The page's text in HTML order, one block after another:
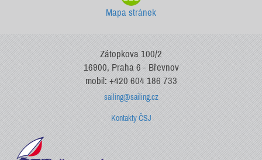
Mapa stránek
Zátopkova 100/2
16900, Praha 6 - Břevnov
mobil: +420 604 186 733
sailing@sailing.cz
Kontakty ČSJ